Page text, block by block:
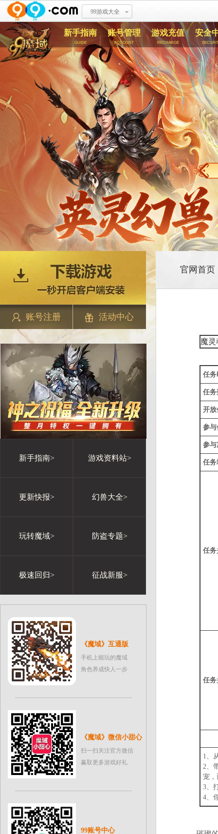
99游戏大全
新手指南
guide
账号管理
account
游戏充值
recharge
安全
账号注册 活动中心
新手指南> 游戏资料站>
更新快报> 幻兽大全>
玩转魔域> 防盗专题>
极速回归> 征战新服>
《魔域》互通版
手机上能玩的魔域
角色养成快人一步
《魔域》微信小甜心
扫一扫关注官方微信
赢取更多游戏好礼
99账号中心
官网首页
魔灵
任务
任务
开放
参与
参与
任务
任务
任务
1、
2、
宠
3、
4、